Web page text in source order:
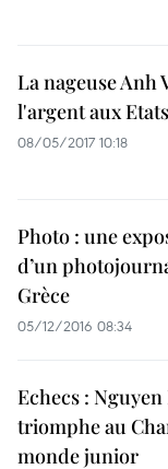
La nageuse Anh
l'argent aux
08/05/2017 10:18
Photo : une
d’un
Grèce
05/12/2016 08:34
Echecs :
triomphe au
monde junior